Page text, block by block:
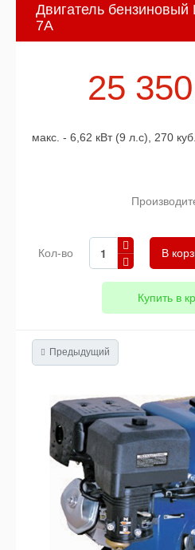
Двигатель бензиновый
7А
25
макс. - 6,62 кВт (9 л.с), 270
Кол-во
Купить в
Предыдущий